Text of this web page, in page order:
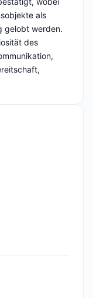
als
gelobt werden.
des